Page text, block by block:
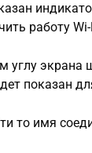
работу Wi-
экрана
показан
то имя